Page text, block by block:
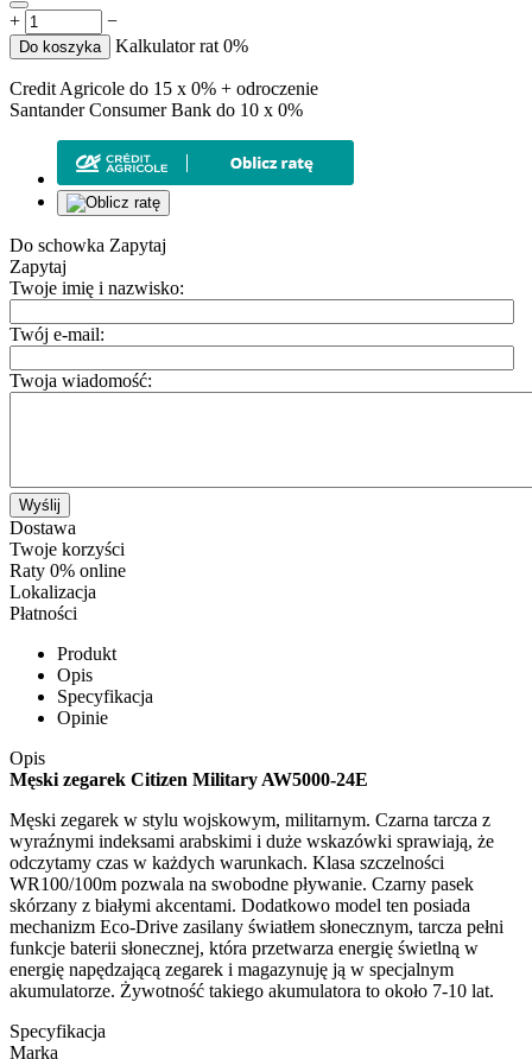
+ −
Do koszyka Kalkulator rat 0%
Credit Agricole do 15 x 0% + odroczenie
Santander Consumer Bank do 10 x 0%
Do schowka Zapytaj
Zapytaj
Twoje imię i nazwisko:
Twój e-mail:
Twoja wiadomość:
Wyślij
Dostawa
Twoje korzyści
Raty 0% online
Lokalizacja
Płatności
Produkt
Opis
Specyfikacja
Opinie
Opis
Męski zegarek Citizen Military AW5000-24E
Męski zegarek w stylu wojskowym, militarnym. Czarna tarcza z
wyraźnymi indeksami arabskimi i duże wskazówki sprawiają, że
odczytamy czas w każdych warunkach. Klasa szczelności
WR100/100m pozwala na swobodne pływanie. Czarny pasek
skórzany z białymi akcentami. Dodatkowo model ten posiada
mechanizm Eco-Drive zasilany światłem słonecznym, tarcza pełni
funkcje baterii słonecznej, która przetwarza energię świetlną w
energię napędzającą zegarek i magazynuję ją w specjalnym
akumulatorze. Żywotność takiego akumulatora to około 7-10 lat.
Specyfikacja
Marka